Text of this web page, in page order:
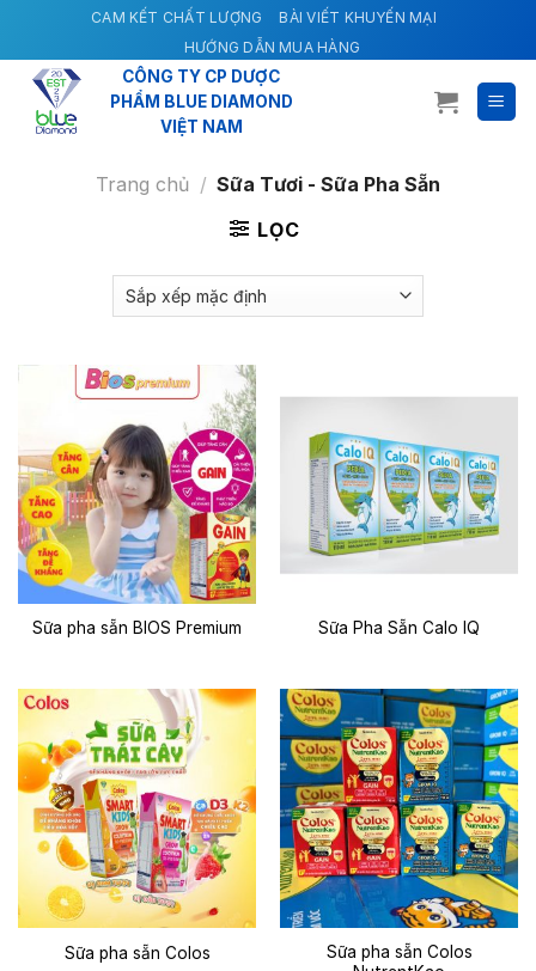
content
CAM KẾT CHẤT LƯỢNG
BÀI VIẾT KHUYẾN MẠI
HƯỚNG DẪN MUA HÀNG
CÔNG TY CP DƯỢC
PHẨM BLUE DIAMOND
VIỆT NAM
Trang chủ / Sữa Tươi - Sữa Pha Sẵn
LỌC
Sữa pha sẵn BIOS Premium Sữa Pha Sẵn Calo IQ
Sữa pha sẵn Colos
Sữa pha sẵn Colos